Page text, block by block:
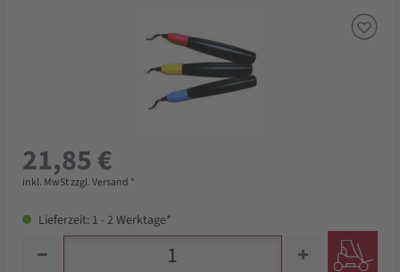
21,85 €
inkl. MwSt zzgl. Versand *
Lieferzeit: 1 - 2 Werktage*